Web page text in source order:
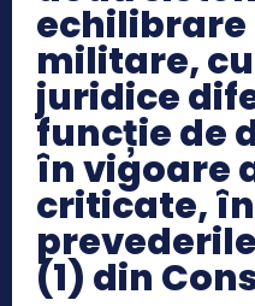
militare,
juridice
funcție de
în vigoare
criticate,
(1) din